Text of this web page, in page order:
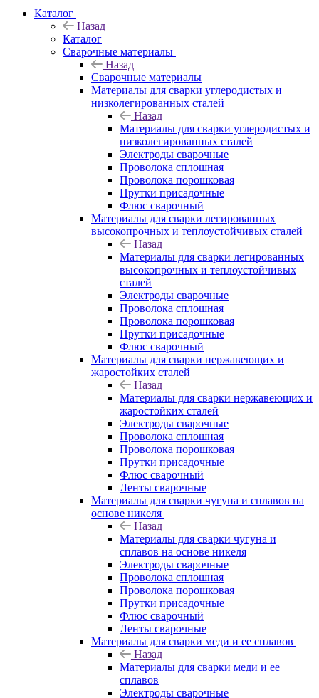
Каталог
Назад
Каталог
Сварочные материалы
Назад
Сварочные материалы
Материалы для сварки углеродистых и
низколегированных сталей
Назад
Материалы для сварки углеродистых и
низколегированных сталей
Электроды сварочные
Проволока сплошная
Проволока порошковая
Прутки присадочные
Флюс сварочный
Материалы для сварки легированных
высокопрочных и теплоустойчивых сталей
Назад
Материалы для сварки легированных
высокопрочных и теплоустойчивых
сталей
Электроды сварочные
Проволока сплошная
Проволока порошковая
Прутки присадочные
Флюс сварочный
Материалы для сварки нержавеющих и
жаростойких сталей
Назад
Материалы для сварки нержавеющих и
жаростойких сталей
Электроды сварочные
Проволока сплошная
Проволока порошковая
Прутки присадочные
Флюс сварочный
Ленты сварочные
Материалы для сварки чугуна и сплавов на
основе никеля
Назад
Материалы для сварки чугуна и
сплавов на основе никеля
Электроды сварочные
Проволока сплошная
Проволока порошковая
Прутки присадочные
Флюс сварочный
Ленты сварочные
Материалы для сварки меди и ее сплавов
Назад
Материалы для сварки меди и ее
сплавов
Электроды сварочные